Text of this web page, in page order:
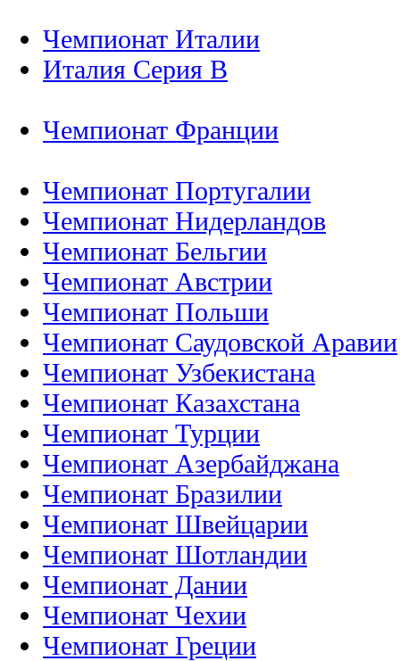
Чемпионат Италии
Италия Серия B
Чемпионат Франции
Чемпионат Португалии
Чемпионат Нидерландов
Чемпионат Бельгии
Чемпионат Австрии
Чемпионат Польши
Чемпионат Саудовской Аравии
Чемпионат Узбекистана
Чемпионат Казахстана
Чемпионат Турции
Чемпионат Азербайджана
Чемпионат Бразилии
Чемпионат Швейцарии
Чемпионат Шотландии
Чемпионат Дании
Чемпионат Чехии
Чемпионат Греции